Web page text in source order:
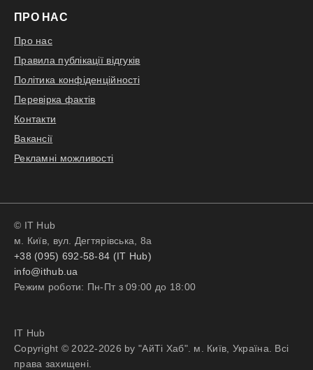
ПРО НАС
Про нас
Правила публікації відгуків
Політика конфіденційності
Перевірка фактів
Контакти
Вакансії
Рекламні можливості
© IT Hub
м. Київ, вул. Дегтярівська, 8а
+38 (095) 692-58-84 (IT Hub)
info@ithub.ua
Режим роботи: Пн-Пт з 09:00 до 18:00
IT Hub
Copyright © 2022-2026 by "АйТі Хаб". м. Київ, Україна. Всі
права захищені.